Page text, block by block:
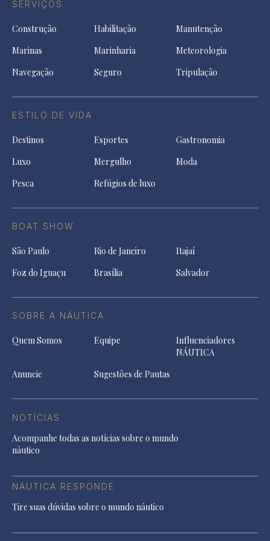
SERVIÇOS
Construção Habilitação
Manutenção
Marinas
Marinharia
Meteorologia
Navegação
Seguro Tripulação
ESTILO DE VIDA
Destinos Esportes
Gastronomia
Luxo
Mergulho
Moda
Pesca
Refúgios de luxo
BOAT SHOW
São Paulo Rio de Janeiro
Itajaí
Foz do Iguaçu
Brasília Salvador
SOBRE A NÁUTICA
Quem Somos Equipe
Influenciadores
NÁUTICA
Anuncie
Sugestões de Pautas
NOTÍCIAS
Acompanhe todas as notícias sobre o mundo
náutico
NÁUTICA RESPONDE
Tire suas dúvidas sobre o mundo náutico